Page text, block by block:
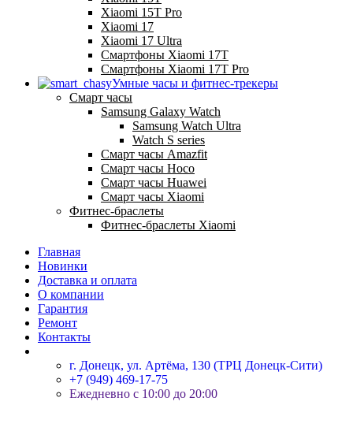
Xiaomi 15T Pro
Xiaomi 17
Xiaomi 17 Ultra
Смартфоны Xiaomi 17Т
Смартфоны Xiaomi 17Т Pro
Умные часы и фитнес-трекеры
Смарт часы
Samsung Galaxy Watch
Samsung Watch Ultra
Watch S series
Смарт часы Amazfit
Смарт часы Hoco
Смарт часы Huawei
Смарт часы Xiaomi
Фитнес-браслеты
Фитнес-браслеты Xiaomi
Главная
Новинки
Доставка и оплата
О компании
Гарантия
Ремонт
Контакты
г. Донецк, ул. Артёма, 130 (ТРЦ Донецк-Сити)
+7 (949) 469-17-75
Ежедневно с 10:00 до 20:00